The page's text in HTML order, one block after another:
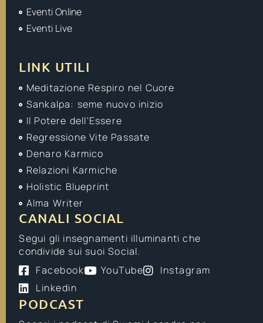
Eventi Online
Eventi Live
LINK UTILI
Meditazione Respiro nel Cuore
Sankalpa: seme nuovo inizio
Il Potere dell'Essere
Regressione Vite Passate
Denaro Karmico
Relazioni Karmiche
Holistic Blueprint
Alma Writer
CANALI SOCIAL
Segui gli insegnamenti illuminanti che
condivide sui suoi Social.
Facebook
YouTube
Instagram
Linkedin
PODCAST